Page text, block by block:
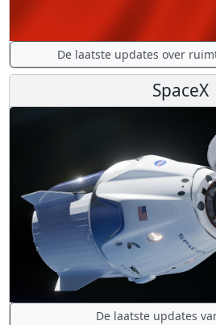
De laatste updates over
SpaceX
De laatste updates